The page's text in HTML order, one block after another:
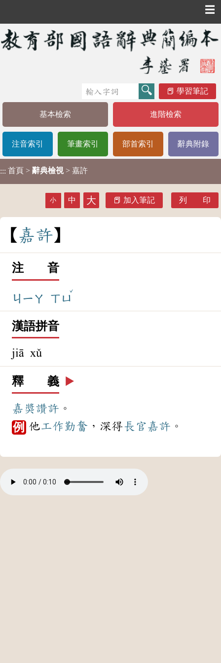
☰
學習筆記
基本檢索 進階檢索
注音索引 筆畫索引 部首索引 辭典附錄
::: 首頁 > 辭典檢視 > 嘉許
小 中 大 加入筆記 列 印
嘉許
注 音
ㄐㄧㄚ ㄒㄩ
ˇ
漢語拼音
jiā xǔ
釋 義 ▶️
嘉獎讚許 。
例 他工作勤奮，深得長官嘉許 。